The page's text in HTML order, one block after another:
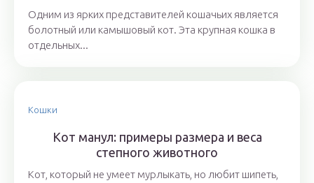
Одним из ярких представителей кошачьих является
болотный или камышовый кот. Эта крупная кошка в
отдельных...
Кошки
Кот манул: примеры размера и веса
степного животного
Кот, который не умеет мурлыкать, но любит шипеть,